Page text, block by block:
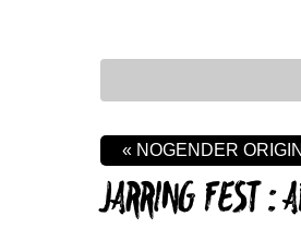
JARRING FEST :
« NOGENDER